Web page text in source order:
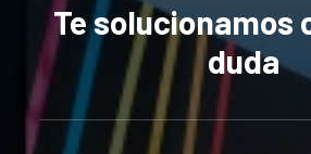
Te solucionamos
duda